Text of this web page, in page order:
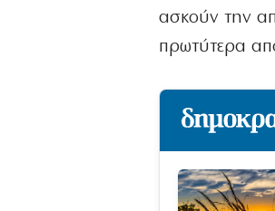
ασκούν την
πρωτύτερα